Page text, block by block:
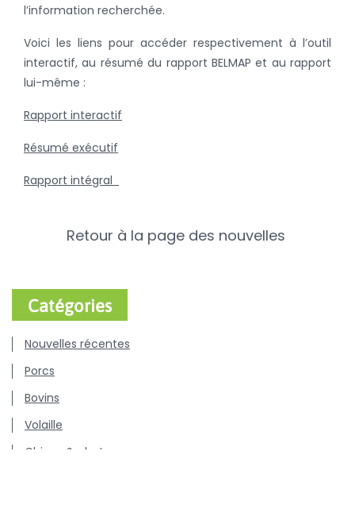
l’information recherchée.
Voici les liens pour accéder respectivement à l’outil
interactif, au résumé du rapport BELMAP et au rapport
lui-même :
Rapport interactif
Résumé exécutif
Rapport intégral
Retour à la page des nouvelles
Catégories
Nouvelles récentes
Porcs
Bovins
Volaille
Chiens & chats